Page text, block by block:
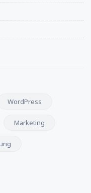
WordPress
Marketing